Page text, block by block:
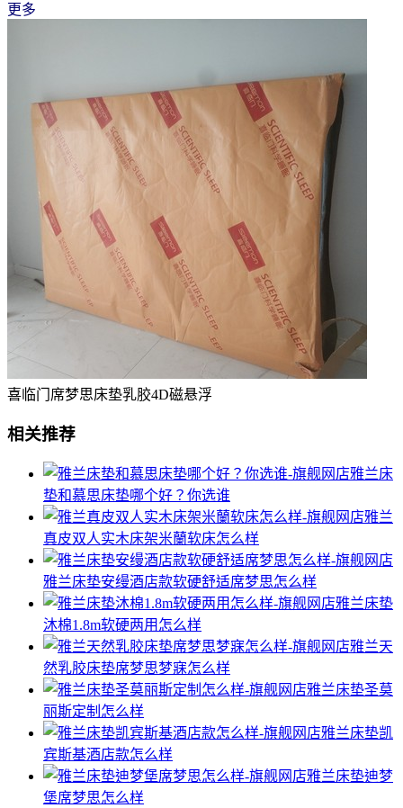
更多
喜临门席梦思床垫乳胶4D磁悬浮
相关推荐
雅兰床
垫和慕思床垫哪个好？你选谁
雅兰
真皮双人实木床架米蘭软床怎么样
雅兰床垫安缦酒店款软硬舒适席梦思怎么样
雅兰床垫
沐棉1.8m软硬两用怎么样
雅兰天
然乳胶床垫席梦思梦寐怎么样
雅兰床垫圣莫
丽斯定制怎么样
雅兰床垫凯
宾斯基酒店款怎么样
雅兰床垫迪梦
堡席梦思怎么样